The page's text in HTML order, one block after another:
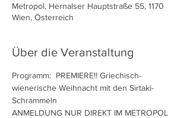
Metropol, Hernalser Hauptstraße 55, 1170
Wien, Österreich
Über die Veranstaltung
Programm:  PREMIERE!! Griechisch-
wienerische Weihnacht mit den Sirtaki-
Schrammeln
ANMELDUNG NUR DIREKT IM METROPOL